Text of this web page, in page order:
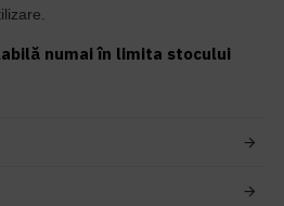
numai în limita stocului